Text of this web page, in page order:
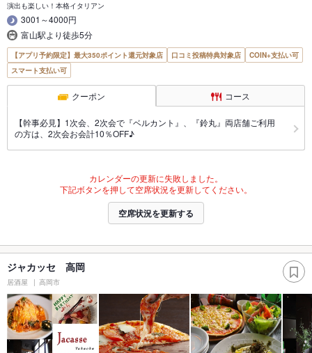
演出も楽しい！本格イタリアン
3001～4000円
富山駅より徒歩5分
【アプリ予約限定】最大350ポイント還元対象店 口コミ投稿特典対象店
COIN+支払い可
スマート支払い可
クーポン コース
【幹事必見】1次会、2次会で『ベルカント』、『鈴丸』両店舗ご利用
の方は、2次会お会計10％OFF♪
カレンダーの更新に失敗しました。
下記ボタンを押して空席状況を更新してください。
空席状況を更新する
ジャカッセ 高岡
居酒屋 高岡市